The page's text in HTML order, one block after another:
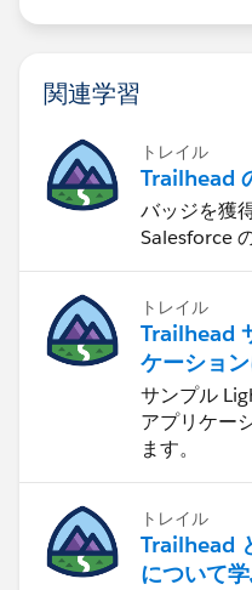
関連学習
トレイル
Trailhead
バッジを獲
Salesforce
トレイル
Trailhead
ケーショ
サンプル
アプリケー
ます。
トレイル
Trailhead
について